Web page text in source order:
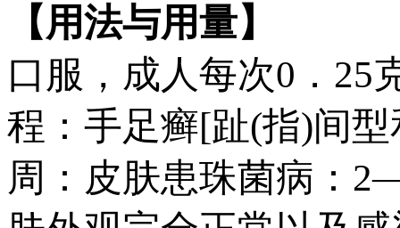
【用法与用量】
口服，成人每次0．25
程：手足癣[趾(指)间
周：皮肤患珠菌病：